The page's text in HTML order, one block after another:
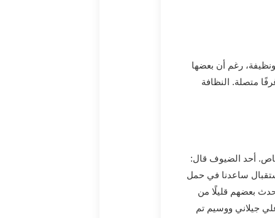
رغم أن بعضها
متصلة. النظافة
خاص. أحد الضيوف قال:
ساعدنا في حمل
بعضهم قليلًا من
جيلاني ووسيم تم